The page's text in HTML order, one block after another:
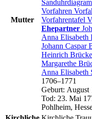
Mutter
Vorfahren
Vorfahrentafel
Ehepartner
Anna Elisabeth
Johann Caspar
Heinrich
Margarethe
Anna Elisabeth
1706–1771
Geburt: August
Tod: 23. Mai
Pohlheim,